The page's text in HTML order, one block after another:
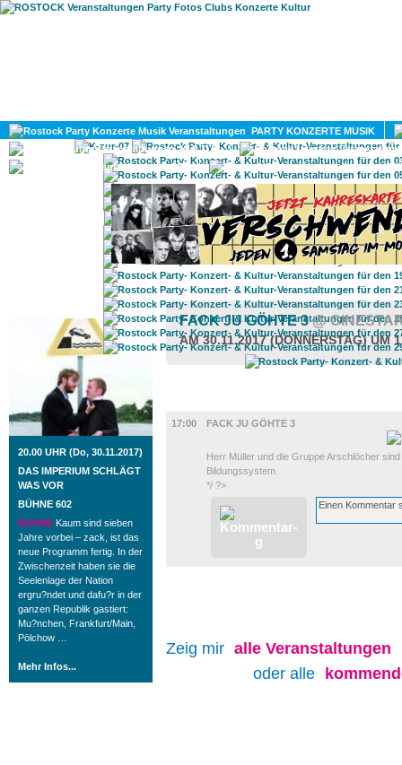
PARTY KONZERTE MUSIK
KULTUR
GAY
ROSTOCK TAGESTIPP
20.00 UHR (Do, 30.11.2017)
DAS IMPERIUM SCHLÄGT
WAS VOR
BÜHNE 602
BÜHNE Kaum sind sieben
Jahre vorbei – zack, ist das
neue Programm fertig. In der
Zwischenzeit haben sie die
Seelenlage der Nation
ergru?ndet und dafu?r in der
ganzen Republik gastiert:
Mu?nchen, Frankfurt/Main,
Pölchow …
Mehr Infos...
FACK JU GÖHTE 3@
AM 30.11.2017 (DONNERSTAG) UM
17:00
FACK JU GÖHTE 3
Herr Müller und die Gruppe Arschlöcher
Bildungssystem.
*/ ?>
Zeig mir alle Veranstaltungen
oder alle